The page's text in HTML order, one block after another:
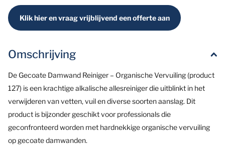
Klik hier en vraag vrijblijvend een offerte aan
Omschrijving
De Gecoate Damwand Reiniger – Organische Vervuiling (product
127) is een krachtige alkalische allesreiniger die uitblinkt in het
verwijderen van vetten, vuil en diverse soorten aanslag. Dit
product is bijzonder geschikt voor professionals die
geconfronteerd worden met hardnekkige organische vervuiling
op gecoate damwanden.